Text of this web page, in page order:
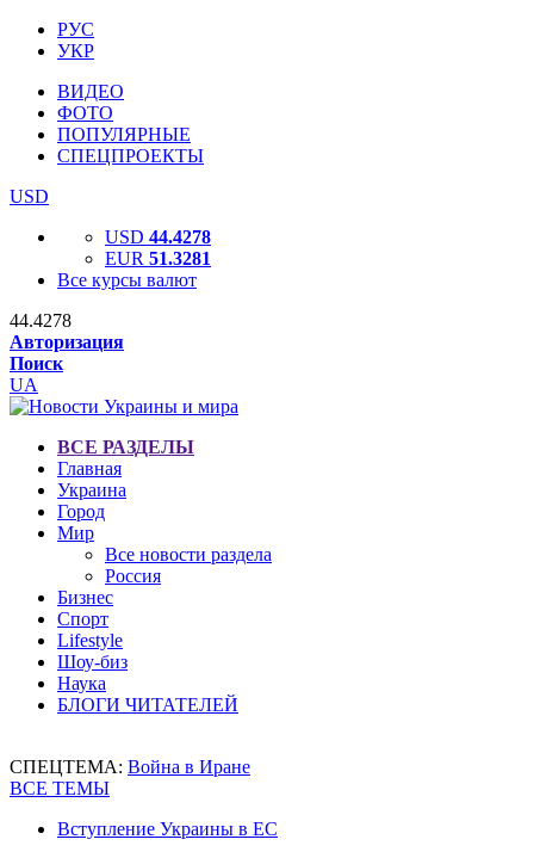
РУС
УКР
ВИДЕО
ФОТО
ПОПУЛЯРНЫЕ
СПЕЦПРОЕКТЫ
USD
USD 44.4278
EUR 51.3281
Все курсы валют
44.4278
Авторизация
Поиск
UA
ВСЕ РАЗДЕЛЫ
Главная
Украина
Город
Мир
Все новости раздела
Россия
Бизнес
Спорт
Lifestyle
Шоу-биз
Наука
БЛОГИ ЧИТАТЕЛЕЙ
СПЕЦТЕМА: Война в Иране
ВСЕ ТЕМЫ
Вступление Украины в ЕС